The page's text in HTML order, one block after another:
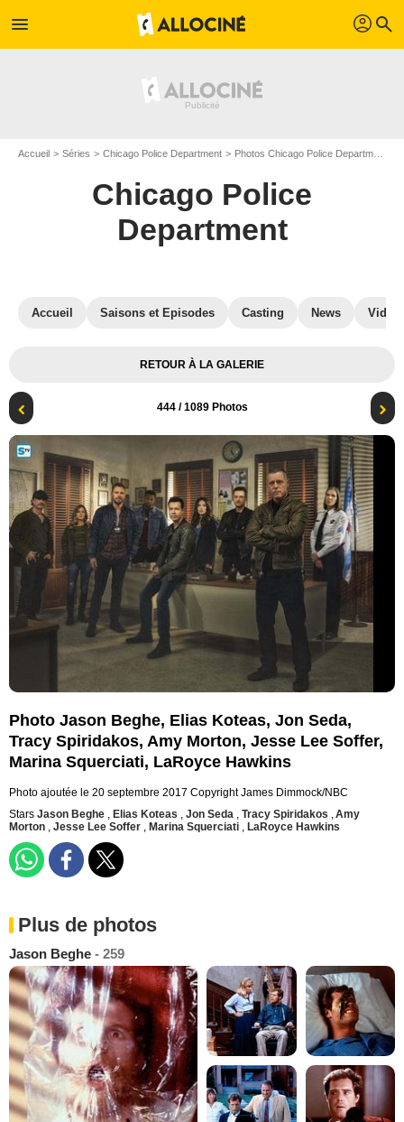
menu profil search
Accueil Séries Chicago Police Department Photos Chicago Police Department
Chicago Police
Department
Accueil Saisons et Episodes Casting News
RETOUR À LA GALERIE
444/ 1089 Photos
Photo Jason Beghe, Elias Koteas, Jon Seda,
Tracy Spiridakos, Amy Morton, Jesse Lee Soffer,
Marina Squerciati, LaRoyce Hawkins
Photo ajoutée le 20 septembre 2017 Copyright James Dimmock/NBC
Stars Jason Beghe , Elias Koteas , Jon Seda , Tracy Spiridakos ,Amy
Morton , Jesse Lee Soffer , Marina Squerciati , LaRoyce Hawkins
Plus de photos
Jason Beghe - 259